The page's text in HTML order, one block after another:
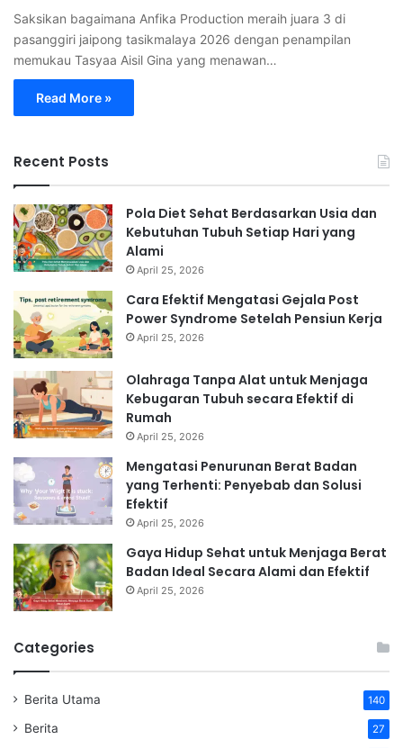
Saksikan bagaimana Anfika Production meraih juara 3 di
pasanggiri jaipong tasikmalaya 2026 dengan penampilan
memukau Tasyaa Aisil Gina yang menawan…
Read More »
Recent Posts
Pola Diet Sehat Berdasarkan Usia dan
Kebutuhan Tubuh Setiap Hari yang
Alami
April 25, 2026
Cara Efektif Mengatasi Gejala Post
Power Syndrome Setelah Pensiun Kerja
April 25, 2026
Olahraga Tanpa Alat untuk Menjaga
Kebugaran Tubuh secara Efektif di
Rumah
April 25, 2026
Mengatasi Penurunan Berat Badan
yang Terhenti: Penyebab dan Solusi
Efektif
April 25, 2026
Gaya Hidup Sehat untuk Menjaga Berat
Badan Ideal Secara Alami dan Efektif
April 25, 2026
Categories
Berita Utama 140
Berita 27